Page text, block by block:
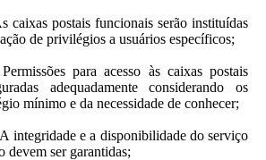
caixas postais funcionais serão instituídas
de privilégios a usuários específicos;
para acesso às caixas postais
adequadamente considerando os
mínimo e da necessidade de conhecer;
integridade e a disponibilidade do serviço
devem ser garantidas;